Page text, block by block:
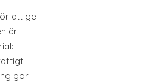
att ge
är
gör